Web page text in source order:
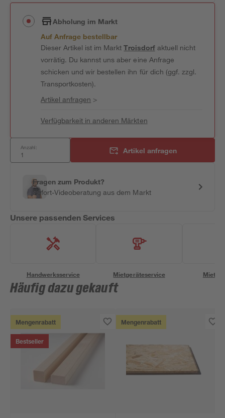
Abholung im Markt
Auf Anfrage bestellbar
Dieser Artikel ist im MarktTroisdorfaktuell nicht
vorrätig. Du kannst uns aber eine Anfrage
schicken und wir bestellen ihn für dich (ggf. zzgl.
Transportkosten).
Artikel anfragen >
Verfügbarkeit in anderen Märkten
Anzahl: Artikel anfragen
Fragen zum Produkt?
Sofort-Videoberatung aus dem Markt
Unsere passenden Services
Handwerksservice Mietgeräteservice
Häufig dazu gekauft
Mengenrabatt
Bestseller
Mengenrabatt